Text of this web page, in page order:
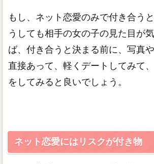
もし、ネット恋愛のみで付き合う
うしても相手の女の子の見た目が
ば、付き合うと決まる前に、写真
直接あって、軽くデートしてみて
をしてみると良いでしょう。
ネット恋愛にはリスクが付き物